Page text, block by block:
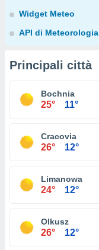
Widget Meteo
API di Meteorologia
Principali città
Bochnia
25° 11°
Cracovia
26° 12°
Limanowa
24° 12°
Olkusz
26° 12°